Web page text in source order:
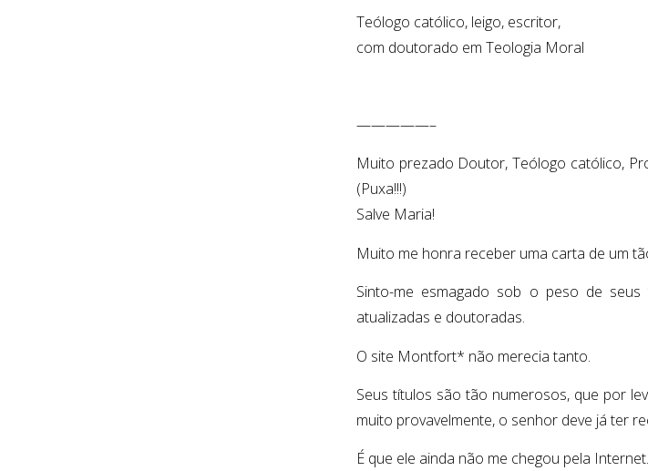
Teólogo católico, leigo, escritor,
com doutorado em Teologia Moral
—————–
Muito prezado Doutor, Teólogo católico,
(Puxa!!!)
Salve Maria!
Muito me honra receber uma carta de um
Sinto-me esmagado sob o peso de
atualizadas e doutoradas.
O site Montfort* não merecia tanto.
Seus títulos são tão numerosos, que por
muito provavelmente, o senhor deve já ter
É que ele ainda não me chegou pela Internet.